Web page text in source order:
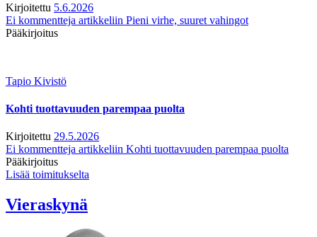
Kirjoitettu 5.6.2026
Ei kommentteja artikkeliin Pieni virhe, suuret vahingot
Pääkirjoitus
Tapio Kivistö
Kohti tuottavuuden parempaa puolta
Kirjoitettu 29.5.2026
Ei kommentteja artikkeliin Kohti tuottavuuden parempaa puolta
Pääkirjoitus
Lisää toimitukselta
Vieraskynä